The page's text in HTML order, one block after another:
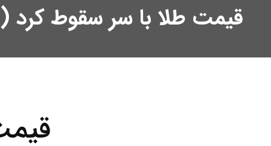
قیمت طلا با سر سقوط کرد ( ۲۴ اردیبهشت)